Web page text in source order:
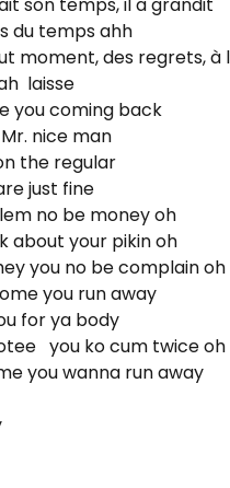
du temps ahh
moment, des regrets, à
laisse
you coming back
nice man
the regular
just fine
no be money oh
about your pikin oh
you no be complain oh
you run away
for ya body
you ko cum twice oh
you wanna run away